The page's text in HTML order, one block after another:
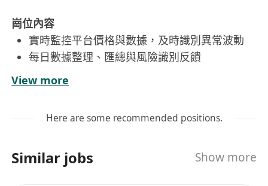
崗位內容
實時監控平台價格與數據，及時識別異常波動
每日數據整理、匯總與風險識別反饋
協助完成上級安排的各項風控相關工作
工作要求
具備數據敏感度、圖表觀察與基礎分析能力
View more
Here are some recommended positions.
Similar jobs Show more